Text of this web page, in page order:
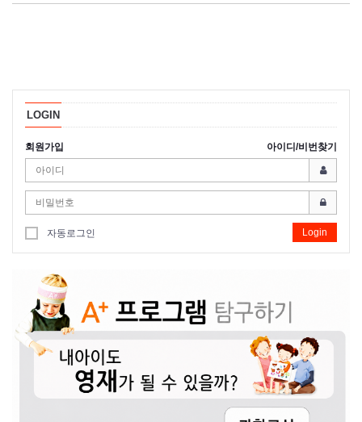
LOGIN
회원가입 아이디/비번찾기
자동로그인 Login